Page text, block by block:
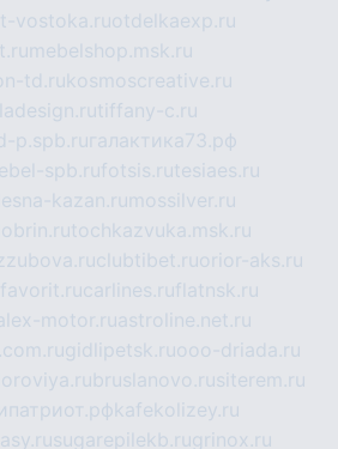
vostoka.ruotdelkaexp.ru
mebelshop.msk.ru
td.rukosmoscreative.ru
tiffany-c.ru
p.spb.ru галактика73.рф
spb.rufotsis.rutesiaes.ru
kazan.ru mossilver.ru
tochkazvuka.msk.ru
clubtibet.ruorior-aks.ru
carlines.ruflatnsk.ru
motor.ruastroline.net.ru
gidlipetsk.ruooo-driada.ru
bruslanovo.rusiterem.ru
kafekolizey.ru
sugarepilekb.rugrinox.ru